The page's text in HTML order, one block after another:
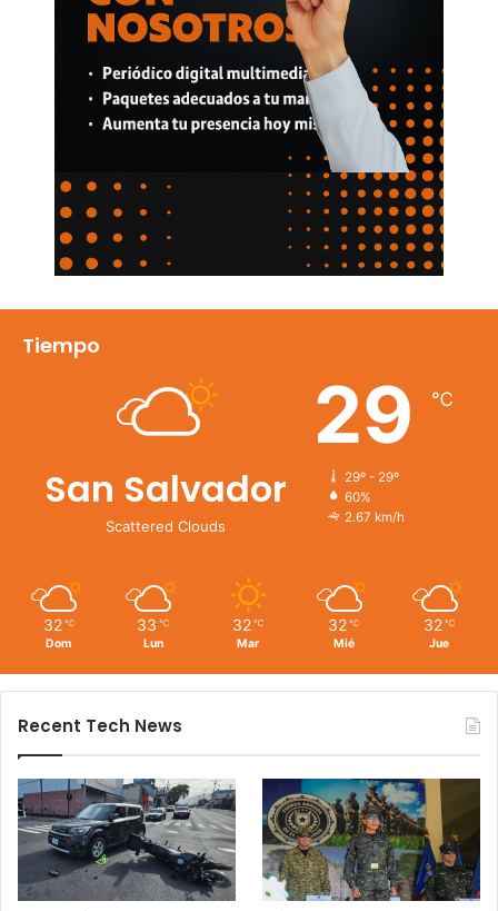
Tiempo
San Salvador
Scattered Clouds
29 ℃
29º - 29º
60%
2.67 km/h
32 ℃
Dom
33 ℃
Lun
32 ℃
Mar
32 ℃
Mié
32 ℃
Jue
Recent Tech News